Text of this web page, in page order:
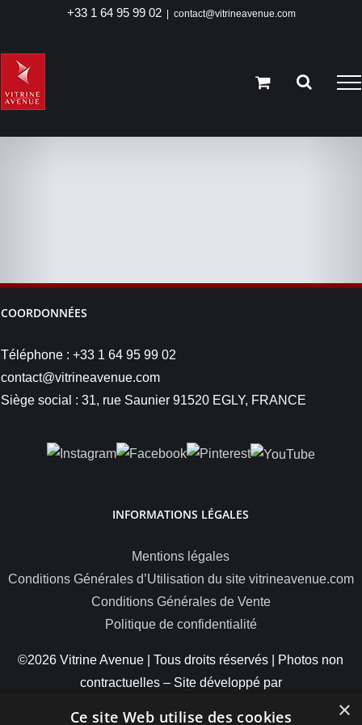
contenu
+33 1 64 95 99 02 contact@vitrineavenue.com
COORDONNÉES
Téléphone : +33 1 64 95 99 02
contact@vitrineavenue.com
Siège social : 31, rue Saunier 91520 EGLY, FRANCE
INFORMATIONS LÉGALES
Mentions légales
Conditions Générales d’Utilisation du site vitrineavenue.com
Conditions Générales de Vente
Politique de confidentialité
©2026 Vitrine Avenue | Tous droits réservés | Photos non
contractuelles – Site développé par
×
Ce site Web utilise des cookies